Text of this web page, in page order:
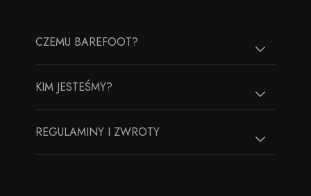
CZEMU BAREFOOT?
KIM JESTEŚMY?
REGULAMINY I ZWROTY